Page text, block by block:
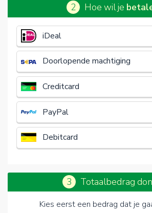
€
2 Hoe wil je
iDeal
Doorlopende machtiging
Creditcard
PayPal
Debitcard
3 Totaalbedrag
Kies eerst een bedrag dat je